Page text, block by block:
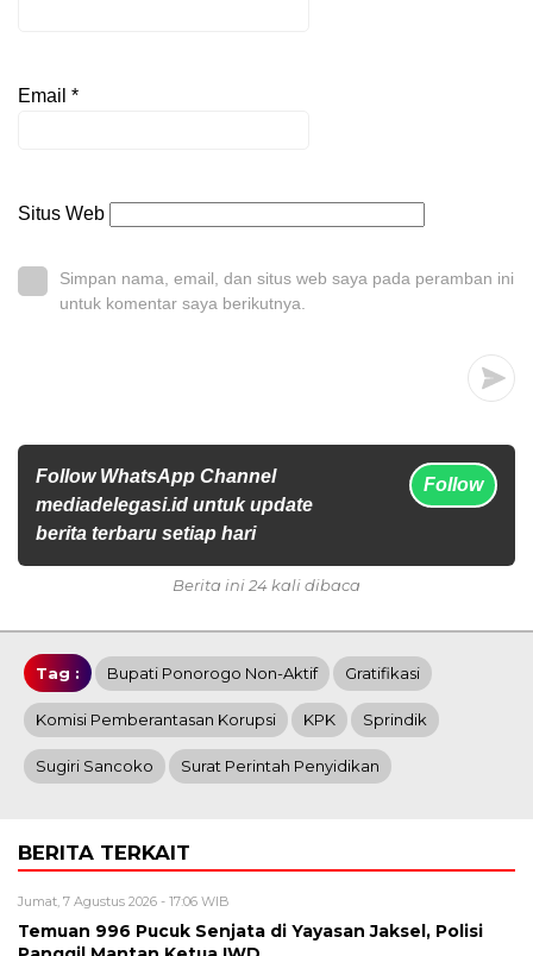
Email *
Situs Web
Simpan nama, email, dan situs web saya pada peramban ini
untuk komentar saya berikutnya.
Follow WhatsApp Channel
mediadelegasi.id untuk update
berita terbaru setiap hari
Follow
Berita ini 24 kali dibaca
Tag : Bupati Ponorogo Non-Aktif Gratifikasi
Komisi Pemberantasan Korupsi KPK Sprindik
Sugiri Sancoko Surat Perintah Penyidikan
BERITA TERKAIT
Jumat, 7 Agustus 2026 - 17:06 WIB
Temuan 996 Pucuk Senjata di Yayasan Jaksel, Polisi